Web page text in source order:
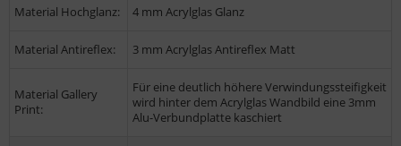
Material Hochglanz: 4 mm Acrylglas Glanz
Material Antireflex: 3 mm Acrylglas Antireflex Matt
Material Gallery
Print:
Für eine deutlich höhere Verwindungssteifigkeit
wird hinter dem Acrylglas Wandbild eine 3mm
Alu-Verbundplatte kaschiert